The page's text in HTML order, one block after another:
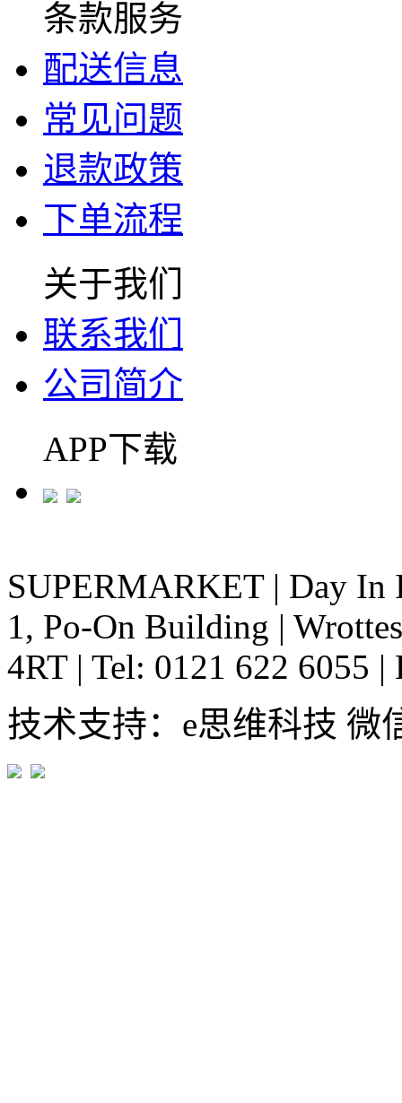
条款服务
配送信息
常见问题
退款政策
下单流程
关于我们
联系我们
公司简介
APP下载
SUPERMARKET | Day In
1, Po-On Building |
4RT | Tel: 0121 622 6055 |
技术支持：e思维科技 微